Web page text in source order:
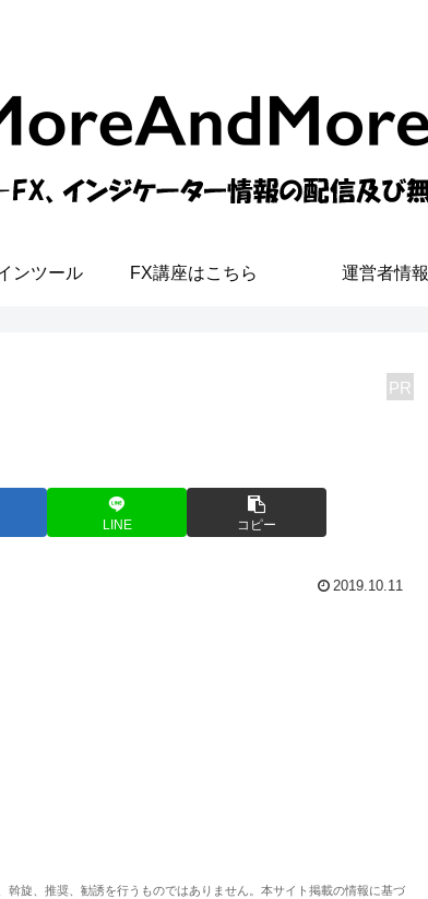
ンツール FX講座はこちら 運営者情報
PR
LINE コピー
2019.10.11
旋、推奨、勧誘を行うものではありません。本サイト掲載の情報に基づ